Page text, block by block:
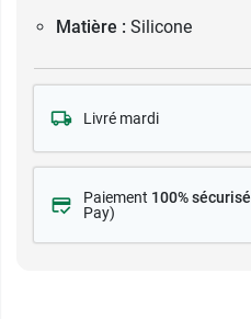
Matière : Silicone
Livré mardi
Paiement 100% sécurisé
Pay)